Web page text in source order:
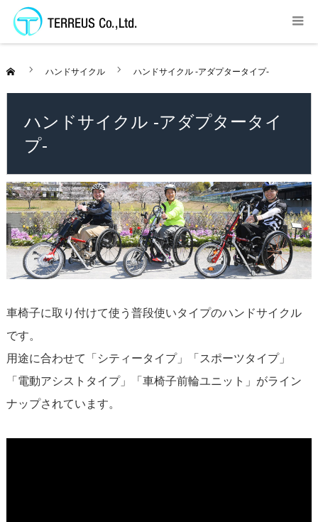
ハンドサイクル ハンドサイクル -アダプタータイプ-
ハンドサイクル -アダプタータイ
プ-
車椅子に取り付けて使う普段使いタイプのハンドサイクル
です。
用途に合わせて「シティータイプ」「スポーツタイプ」
「電動アシストタイプ」「車椅子前輪ユニット」がライン
ナップされています。